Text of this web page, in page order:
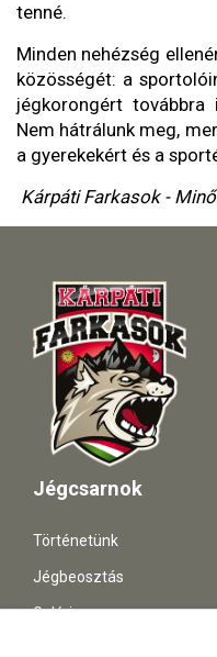
tenné.
Minden nehézség
közösségét: a
jégkorongért
Nem hátrálunk meg,
a gyerekekért és a
Kárpáti Farkasok -
Jégcsarnok
Történetünk
Jégbeosztás
Galéria